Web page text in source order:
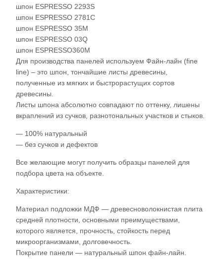
шпон ESPRESSO 2293S
шпон ESPRESSO 2781С
шпон ESPRESSO 35M
шпон ESPRESSO 03Q
шпон ESPRESSO360M
Для производства панелей используем Файн-лайн (fine
line) – это шпон, тончайшие листы древесины,
полученные из мягких и быстрорастущих сортов
древесины.
Листы шпона абсолютно совпадают по оттенку, лишены
вкраплений из сучков, разнотональных участков и стыков.
— 100% натуральный
— без сучков и дефектов
Все желающие могут получить образцы панелей для
подбора цвета на объекте.
Характеристики:
Материал подложки МДФ — древесноволокнистая плита
средней плотности, основными преимуществами,
которого является, прочность, стойкость перед
микроорганизмами, долговечность.
Покрытие панели — натуральный шпон файн-лайн.